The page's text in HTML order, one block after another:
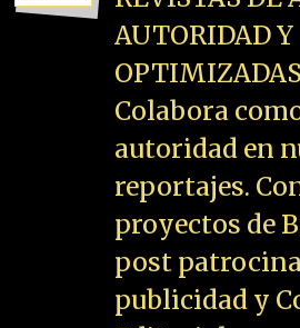
AUTORIDAD Y
Colabora
autoridad en
reportajes.
proyectos de
post
publicidad y